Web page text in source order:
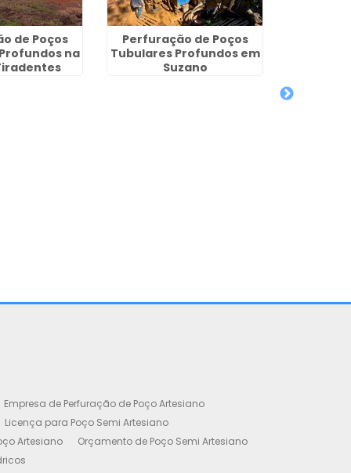
de Poços
na
Perfuração de Poços
Tubulares Profundos em
Suzano
Empresa de Perfuração de Poço Artesiano
Licença para Poço Semi Artesiano
Artesiano
Orçamento de Poço Semi Artesiano